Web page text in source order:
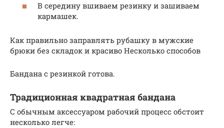
В середину вшиваем резинку и зашиваем
кармашек.
Как правильно заправлять рубашку в мужские
брюки без складок и красиво Несколько способов
Бандана с резинкой готова.
Традиционная квадратная бандана
С обычным аксессуаром рабочий процесс обстоит
несколько легче: